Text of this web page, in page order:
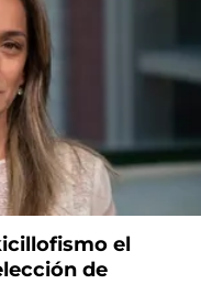
el
de